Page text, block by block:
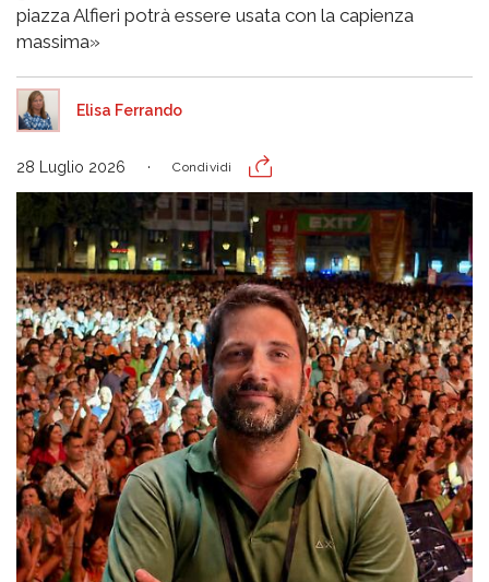
piazza Alfieri potrà essere usata con la capienza
massima»
Elisa Ferrando
28 Luglio 2026 Condividi